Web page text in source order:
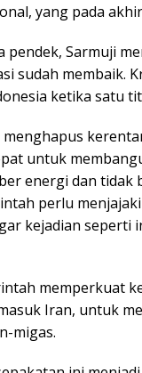
yang pada
pendek, Sarmuji
sudah membaik.
ketika satu
menghapus
untuk
energi dan
perlu
kejadian seperti
memperkuat
Iran, untuk
migas.